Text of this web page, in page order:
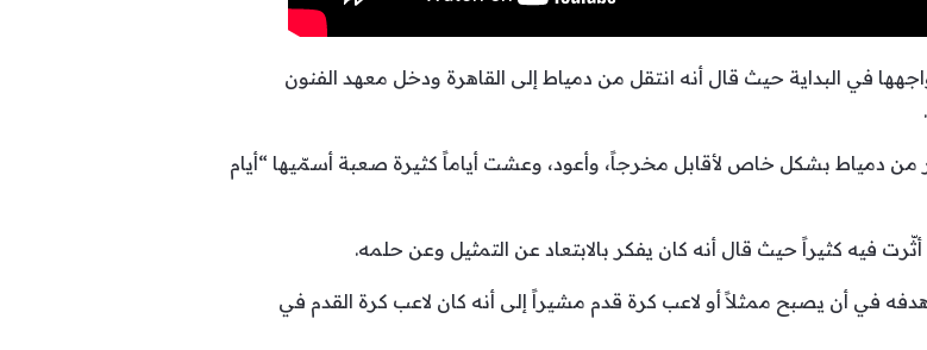
في البداية حيث قال أنه انتقل من دمياط إلى القاهرة ودخل معهد الفنون
دمياط بشكل خاص لأقابل مخرجاً، وأعود، وعشت أياماً كثيرة صعبة أسمّيها “أيام
في أن يصبح ممثلاً أو لاعب كرة قدم مشيراً إلى أنه كان لاعب كرة القدم في